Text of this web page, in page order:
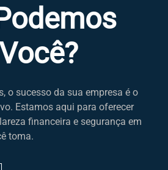
o sucesso da sua empresa é o
Estamos aqui para oferecer
financeira e segurança em
toma.